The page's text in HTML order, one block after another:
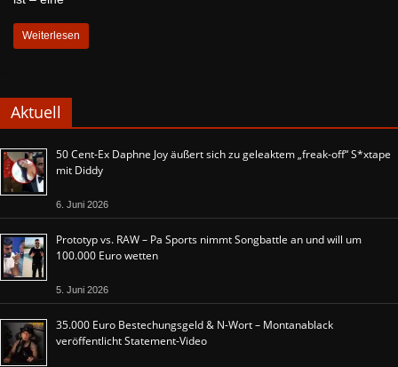
Weiterlesen
Aktuell
50 Cent-Ex Daphne Joy äußert sich zu geleaktem „freak-off“ S*xtape
mit Diddy
6. Juni 2026
Prototyp vs. RAW – Pa Sports nimmt Songbattle an und will um
100.000 Euro wetten
5. Juni 2026
35.000 Euro Bestechungsgeld & N-Wort – Montanablack
veröffentlicht Statement-Video